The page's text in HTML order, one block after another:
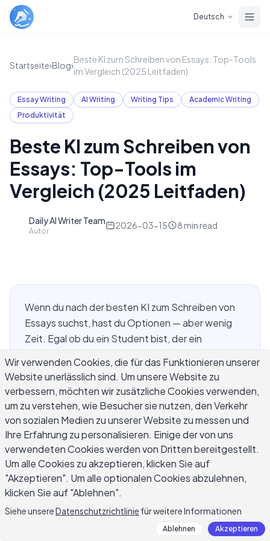
Deutsch
Startseite›Blog›
Beste KI zum Schreiben von Essays: Top-Tools
im Vergleich (2025 Leitfaden)
Essay Writing AI Writing Writing Tips
Academic Writing
Produktivität
Beste KI zum Schreiben von
Essays: Top-Tools im
Vergleich (2025 Leitfaden)
Daily AI Writer Team
Autor
2026-03-15 8 min read
Wenn du nach der besten KI zum Schreiben von
Essays suchst, hast du Optionen — aber wenig
Zeit. Egal ob du ein Student bist, der ein
ein Fachmann, der einen Politikbrief verfasst,
oder ein Blogger, der Ideen in strukturierte Long-
Form-Inhalte umwandelt — das richtige KI-
Essay-Writing-Tool kann dir Stunden in deinem
Arbeitsablauf sparen. Dieser Leitfaden vergleicht
die besten verfügbaren Tools, erklärt, was sie
wirklich nützlich macht, und zeigt dir, wie du KI
nutzen kannst, um Essays zu schreiben, die klar,
gut strukturiert und wirklich deine eigene Stimme
haben.
Wir verwenden Cookies, die für das Funktionieren unserer
Website unerlässlich sind. Um unsere Website zu
verbessern, möchten wir zusätzliche Cookies verwenden,
um zu verstehen, wie Besucher sie nutzen, den Verkehr
von sozialen Medien zu unserer Website zu messen und
Ihre Erfahrung zu personalisieren. Einige der von uns
verwendeten Cookies werden von Dritten bereitgestellt.
Um alle Cookies zu akzeptieren, klicken Sie auf
"Akzeptieren". Um alle optionalen Cookies abzulehnen,
klicken Sie auf "Ablehnen".
Siehe unsereDatenschutzrichtlinie für weitere Informationen
Ablehnen Akzeptieren